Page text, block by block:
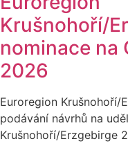
Krušnohoří/
nominace na
2026
Euroregion Krušnohoří/
podávání návrhů na
Krušnohoří/Erzgebirge